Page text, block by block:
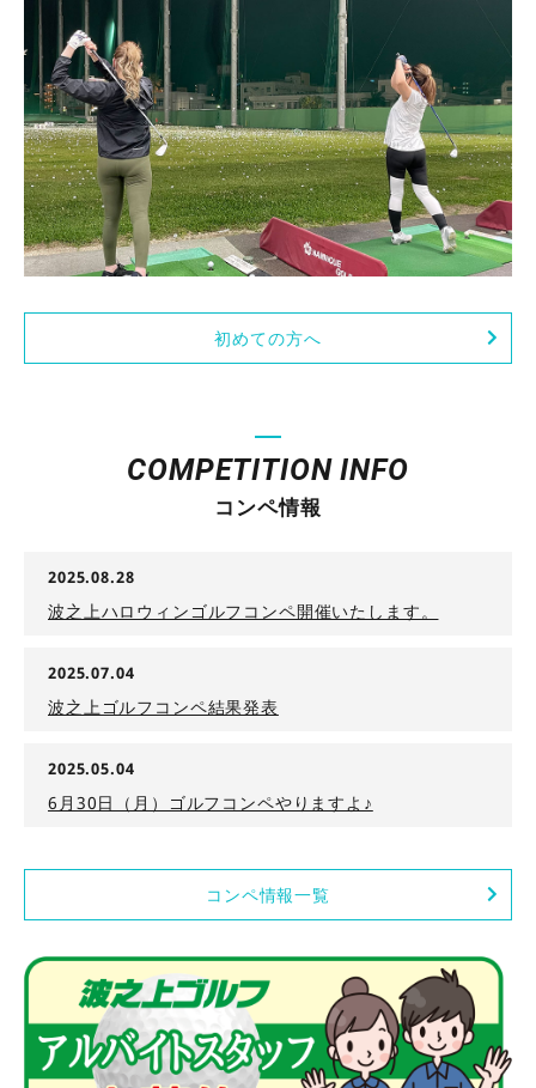
初めての方へ
COMPETITION INFO
コンペ情報
2025.08.28
波之上ハロウィンゴルフコンペ開催いたします。
2025.07.04
波之上ゴルフコンペ結果発表
2025.05.04
6月30日（月）ゴルフコンペやりますよ♪
コンペ情報一覧